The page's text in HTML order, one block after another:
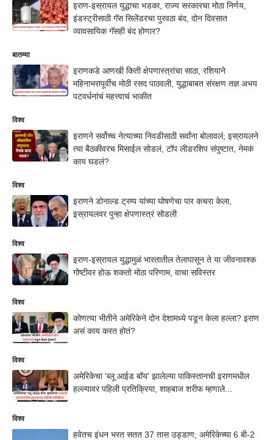
इराण-इस्रायल युद्धाचा भडका, राज्य सरकारचा मोठा निर्णय,
इंडस्ट्रीसाठी गॅस सिलेंडरचा पुरवठा बंद, दोन दिवसात
व्यावसायिक गॅसही बंद होणार?
बातम्या
इराणकडे आणखी किती क्षेपणास्त्रांचा साठा, रशियाने
महिनाभरापूर्वीच मोठी रसद पाठवली, युद्धाबाबत संरक्षण तज्ञ अभय
पटवर्धनांचं महत्त्वाचं भाकीत
विश्व
इराणने सर्वोच्च नेत्याच्या निवडीसाठी सर्वांना बोलावलं; इस्रायलने
त्या बैठकीवरच मिसाईल सोडलं, टॉप लीडरशिप संपुष्टात, नेमकं
काय घडलं?
विश्व
इराणने डोनाल्ड ट्रम्प यांच्या घोषणेचा पार कचरा केला,
इस्रायलवर पुन्हा क्षेपणास्त्रं सोडली
विश्व
इराण-इस्रायल युद्धामुळं भारतातील तेलापासून ते या जीवनावश्क
गोष्टीवर होऊ शकतो मोठा परिणाम, वाचा सविस्तर
विश्व
कोणत्या भीतीने अमेरिकेने दोन देशामध्ये पडून केला हल्ला? इराण
असं काय करत होतं?
विश्व
अमेरिकेचा 'ब्लू आईड बॉय' झालेल्या पाकिस्तानची इराणमधील
हल्ल्यावर पहिली प्रतिक्रिया, शाहबाज शरीफ म्हणाले...
विश्व
हवेतच इंधन भरत सतत 37 तास उड्डाण; अमेरिकेच्या 6 बी-2